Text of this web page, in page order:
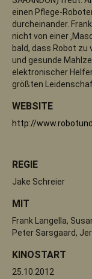
einen Pflege-
durcheinander.
nicht von einer
bald, dass Robot
und gesunde
elektronischer
größten
WEBSITE
http://
REGIE
Jake Schreier
MIT
Frank Langella,
Peter Sarsgaard,
KINOSTART
25.10.2012